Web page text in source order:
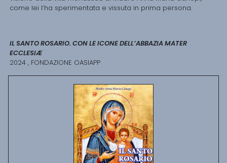
come lei l’ha sperimentata e vissuta in prima persona.
IL SANTO ROSARIO. CON LE ICONE DELL’ABBAZIA MATER
ECCLESIÆ
2024 , FONDAZIONE OASIAPP